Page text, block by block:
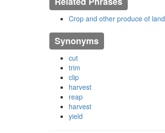
Crop and other produce of land
Synonyms
cut
trim
clip
harvest
reap
harvest
yield